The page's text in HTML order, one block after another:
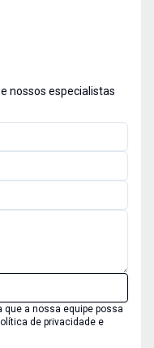
nossos especialistas
a nossa equipe possa
de privacidade e